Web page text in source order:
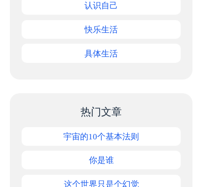
认识自己
快乐生活
具体生活
热门文章
宇宙的10个基本法则
你是谁
这个世界只是个幻觉